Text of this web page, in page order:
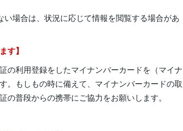
場合は、状況に応じて情報を閲覧する場合があ
す】
の利用登録をしたマイナンバーカードを（マイナ
。もしもの時に備えて、マイナンバーカードの取
の普段からの携帯にご協力をお願いします。